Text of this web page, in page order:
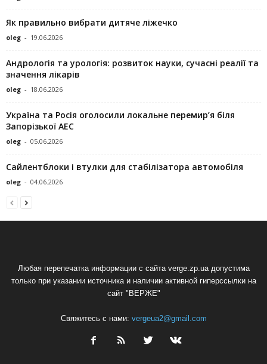
Як правильно вибрати дитяче ліжечко
oleg - 19.06.2026
Андрологія та урологія: розвиток науки, сучасні реалії та
значення лікарів
oleg - 18.06.2026
Україна та Росія оголосили локальне перемир’я біля
Запорізької АЕС
oleg - 05.06.2026
Сайлентблоки і втулки для стабілізатора автомобіля
oleg - 04.06.2026
Любая перепечатка информации с сайта verge.zp.ua допустима
только при указании источника и наличии активной гиперссылки на
сайт "ВЕРЖЕ"
Свяжитесь с нами: vergeua2@gmail.com